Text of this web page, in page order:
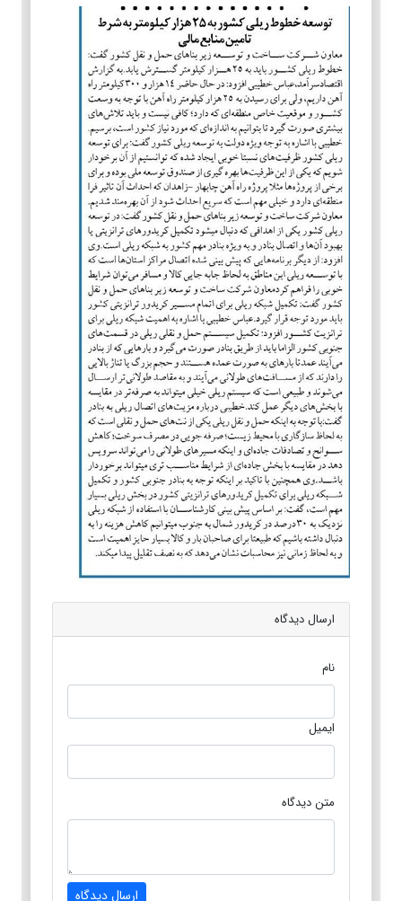
ارسال دیدگاه
نام
ایمیل
متن دیدگاه
ارسال دیدگاه